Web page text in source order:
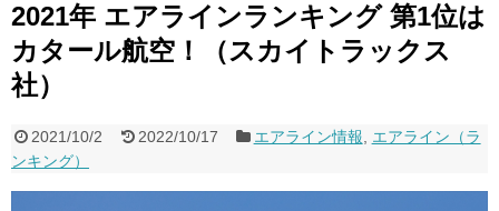
2021年 エアラインランキング 第1位は
カタール航空！（スカイトラックス
社）
2021/10/2 2022/10/17 エアライン情報
エアライン（ラ
ンキング）